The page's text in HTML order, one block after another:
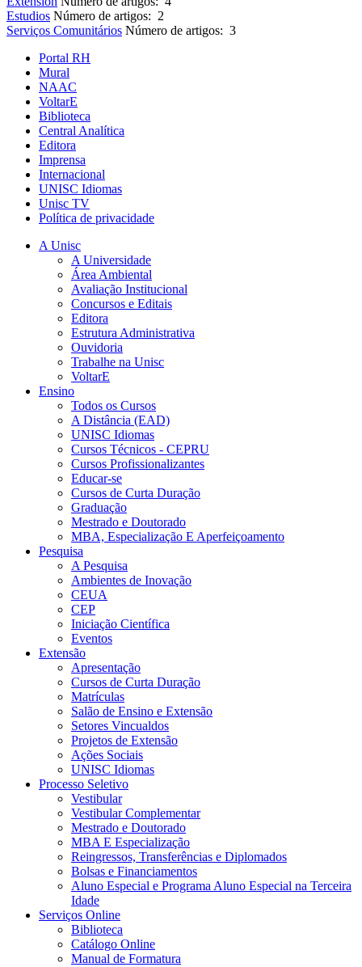
Estudios Número de artigos: 2
Serviços Comunitários Número de artigos: 3
Portal RH
Mural
NAAC
VoltarE
Biblioteca
Central Analítica
Editora
Imprensa
Internacional
UNISC Idiomas
Unisc TV
Política de privacidade
A Unisc
A Universidade
Área Ambiental
Avaliação Institucional
Concursos e Editais
Editora
Estrutura Administrativa
Ouvidoria
Trabalhe na Unisc
VoltarE
Ensino
Todos os Cursos
A Distância (EAD)
UNISC Idiomas
Cursos Técnicos - CEPRU
Cursos Profissionalizantes
Educar-se
Cursos de Curta Duração
Graduação
Mestrado e Doutorado
MBA, Especialização E Aperfeiçoamento
Pesquisa
A Pesquisa
Ambientes de Inovação
CEUA
CEP
Iniciação Científica
Eventos
Extensão
Apresentação
Cursos de Curta Duração
Matrículas
Salão de Ensino e Extensão
Setores Vincualdos
Projetos de Extensão
Ações Sociais
UNISC Idiomas
Processo Seletivo
Vestibular
Vestibular Complementar
Mestrado e Doutorado
MBA E Especialização
Reingressos, Transferências e Diplomados
Bolsas e Financiamentos
Aluno Especial e Programa Aluno Especial na Terceira
Idade
Serviços Online
Biblioteca
Catálogo Online
Manual de Formatura